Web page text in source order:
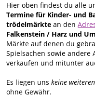
Hier oben findest du alle
Termine für Kinder- und
trödelmärkte an den
Falkenstein / Harz und
Märkte auf denen du
Spielsachen sowie
verkaufen und mitunter
Es liegen unskeine
ohne Gewähr.